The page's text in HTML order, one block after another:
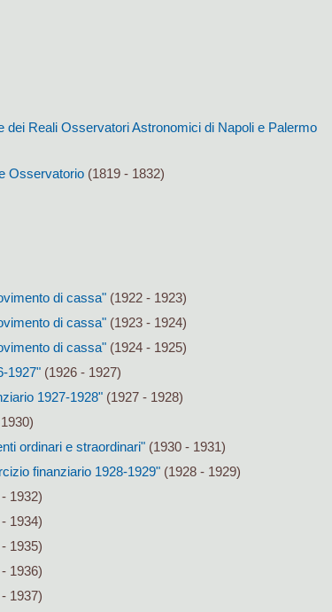
dei Reali Osservatori Astronomici di Napoli e Palermo
Osservatorio(1819 - 1832)
di cassa" (1922 - 1923)
di cassa" (1923 - 1924)
di cassa" (1924 - 1925)
1927" (1926 - 1927)
1927-1928" (1927 - 1928)
ordinari e straordinari" (1930 - 1931)
finanziario 1928-1929" (1928 - 1929)
1932)
1934)
1935)
1936)
1937)